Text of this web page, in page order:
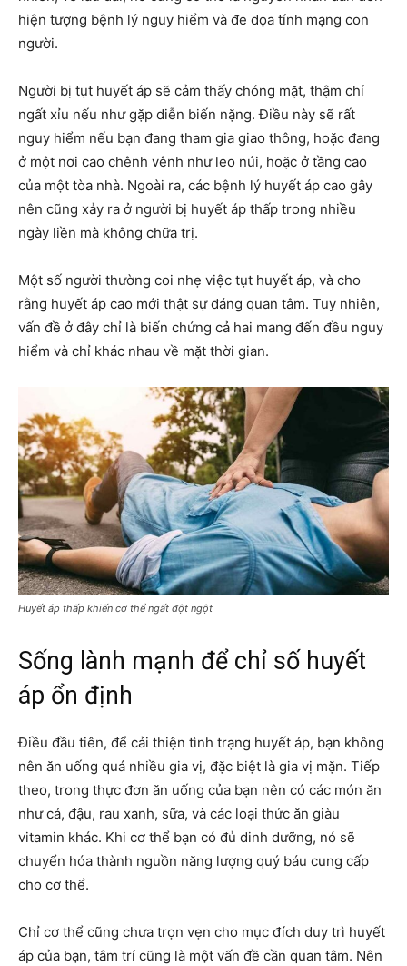
hiện tượng bệnh lý nguy hiểm và đe dọa tính mạng con
người.
Người bị tụt huyết áp sẽ cảm thấy chóng mặt, thậm chí
ngất xỉu nếu như gặp diễn biến nặng. Điều này sẽ rất
nguy hiểm nếu bạn đang tham gia giao thông, hoặc đang
ở một nơi cao chênh vênh như leo núi, hoặc ở tầng cao
của một tòa nhà. Ngoài ra, các bệnh lý huyết áp cao gây
nên cũng xảy ra ở người bị huyết áp thấp trong nhiều
ngày liền mà không chữa trị.
Một số người thường coi nhẹ việc tụt huyết áp, và cho
rằng huyết áp cao mới thật sự đáng quan tâm. Tuy nhiên,
vấn đề ở đây chỉ là biến chứng cả hai mang đến đều nguy
hiểm và chỉ khác nhau về mặt thời gian.
Huyết áp thấp khiến cơ thể ngất đột ngột
Sống lành mạnh để chỉ số huyết
áp ổn định
Điều đầu tiên, để cải thiện tình trạng huyết áp, bạn không
nên ăn uống quá nhiều gia vị, đặc biệt là gia vị mặn. Tiếp
theo, trong thực đơn ăn uống của bạn nên có các món ăn
như cá, đậu, rau xanh, sữa, và các loại thức ăn giàu
vitamin khác. Khi cơ thể bạn có đủ dinh dưỡng, nó sẽ
chuyển hóa thành nguồn năng lượng quý báu cung cấp
cho cơ thể.
Chỉ cơ thể cũng chưa trọn vẹn cho mục đích duy trì huyết
áp của bạn, tâm trí cũng là một vấn đề cần quan tâm. Nên